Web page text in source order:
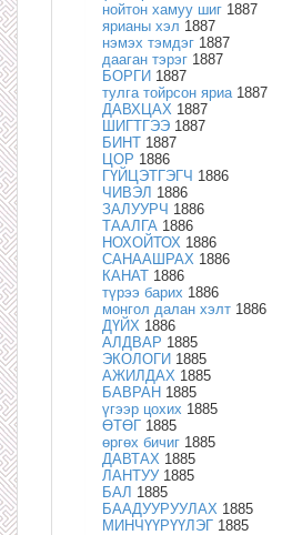
нойтон хамуу шиг 1887
ярианы хэл 1887
нэмэх тэмдэг 1887
дааган тэрэг 1887
БОРГИ 1887
тулга тойрсон яриа 1887
ДАВХЦАХ 1887
ШИГТГЭЭ 1887
БИНТ 1887
ЦОР 1886
ГҮЙЦЭТГЭГЧ 1886
ЧИВЭЛ 1886
ЗАЛУУРЧ 1886
ТААЛГА 1886
НОХОЙТОХ 1886
САНААШРАХ 1886
КАНАТ 1886
түрээ барих 1886
монгол далан хэлт 1886
ДҮЙХ 1886
АЛДВАР 1885
ЭКОЛОГИ 1885
АЖИЛДАХ 1885
БАВРАН 1885
үгээр цохих 1885
ӨТӨГ 1885
өргөх бичиг 1885
ДАВТАХ 1885
ЛАНТУУ 1885
БАЛ 1885
БААДУУРУУЛАХ 1885
МИНЧҮҮРҮҮЛЭГ 1885